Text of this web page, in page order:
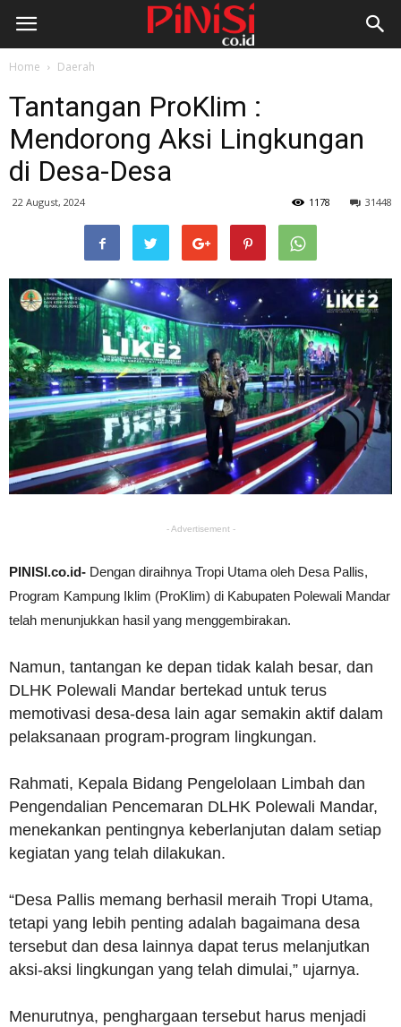
Home Daerah
Tantangan ProKlim :
Mendorong Aksi Lingkungan
di Desa-Desa
22 August, 2024 31448
1178
- Advertisement -
PINISI.co.id- Dengan diraihnya Tropi Utama oleh Desa Pallis,
Program Kampung Iklim (ProKlim) di Kabupaten Polewali Mandar
telah menunjukkan hasil yang menggembirakan.
Namun, tantangan ke depan tidak kalah besar, dan
DLHK Polewali Mandar bertekad untuk terus
memotivasi desa-desa lain agar semakin aktif dalam
pelaksanaan program-program lingkungan.
Rahmati, Kepala Bidang Pengelolaan Limbah dan
Pengendalian Pencemaran DLHK Polewali Mandar,
menekankan pentingnya keberlanjutan dalam setiap
kegiatan yang telah dilakukan.
“Desa Pallis memang berhasil meraih Tropi Utama,
tetapi yang lebih penting adalah bagaimana desa
tersebut dan desa lainnya dapat terus melanjutkan
aksi-aksi lingkungan yang telah dimulai,” ujarnya.
Menurutnya, penghargaan tersebut harus menjadi